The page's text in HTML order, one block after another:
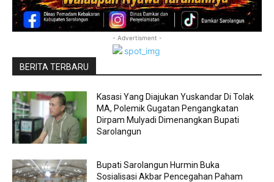
- Advertisment -
BERITA TERBARU
Kasasi Yang Diajukan Yuskandar Di Tolak
MA, Polemik Gugatan Pengangkatan
Dirpam Mulyadi Dimenangkan Bupati
Sarolangun
Bupati Sarolangun Hurmin Buka
Sosialisasi Akbar Pencegahan Paham